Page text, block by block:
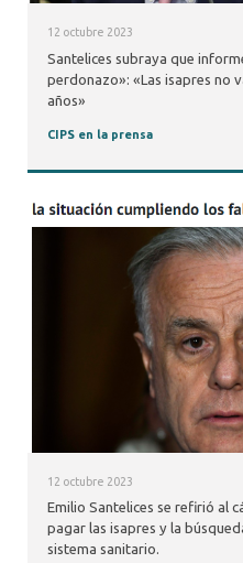
12 octubre 2023
Santelices subraya que
perdonazo»: «Las isapres no
años»
CIPS en la prensa
12 octubre 2023
Emilio Santelices se refirió al
pagar las isapres y la
sistema sanitario.